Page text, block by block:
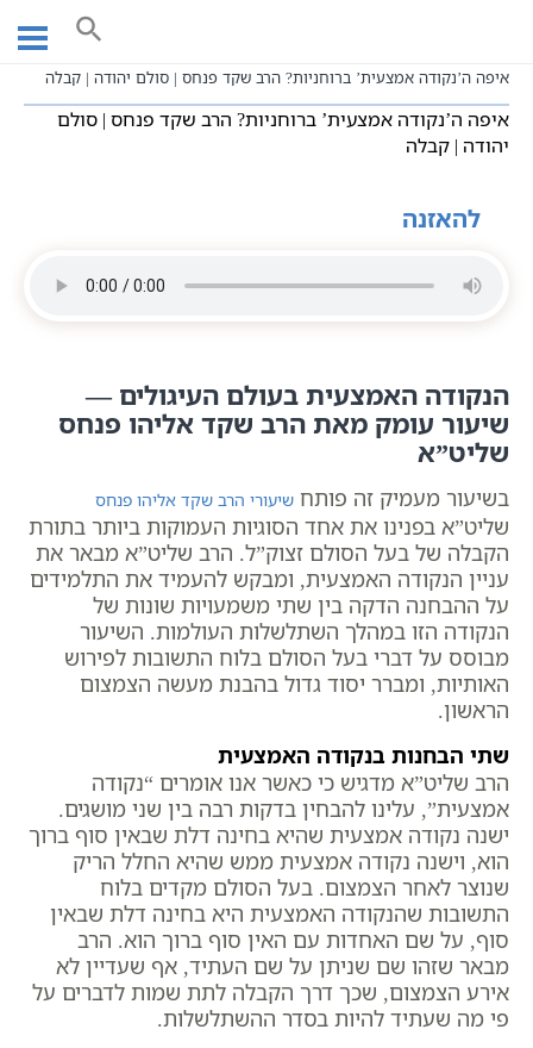
content
שיעורי קבלה כתבי אשלג
איפה ה’נקודה אמצעית’ ברוחניות? הרב שקד פנחס | סולם יהודה | קבלה
איפה ה’נקודה אמצעית’ ברוחניות? הרב שקד פנחס | סולם
יהודה | קבלה
להאזנה
הנקודה האמצעית בעולם העיגולים —
שיעור עומק מאת הרב שקד אליהו פנחס
שליט”א
בשיעור מעמיק זה פותח שיעורי הרב שקד אליהו פנחס
שליט”א בפנינו את אחד הסוגיות העמוקות ביותר בתורת
הקבלה של בעל הסולם זצוק”ל. הרב שליט”א מבאר את
עניין הנקודה האמצעית, ומבקש להעמיד את התלמידים
על ההבחנה הדקה בין שתי משמעויות שונות של
הנקודה הזו במהלך השתלשלות העולמות. השיעור
מבוסס על דברי בעל הסולם בלוח התשובות לפירוש
האותיות, ומברר יסוד גדול בהבנת מעשה הצמצום
הראשון.
שתי הבחנות בנקודה האמצעית
הרב שליט”א מדגיש כי כאשר אנו אומרים “נקודה
אמצעית”, עלינו להבחין בדקות רבה בין שני מושגים.
ישנה נקודה אמצעית שהיא בחינה דלת שבאין סוף ברוך
הוא, וישנה נקודה אמצעית ממש שהיא החלל הריק
שנוצר לאחר הצמצום. בעל הסולם מקדים בלוח
התשובות שהנקודה האמצעית היא בחינה דלת שבאין
סוף, על שם האחדות עם האין סוף ברוך הוא. הרב
מבאר שזהו שם שניתן על שם העתיד, אף שעדיין לא
אירע הצמצום, שכך דרך הקבלה לתת שמות לדברים על
פי מה שעתיד להיות בסדר ההשתלשלות.